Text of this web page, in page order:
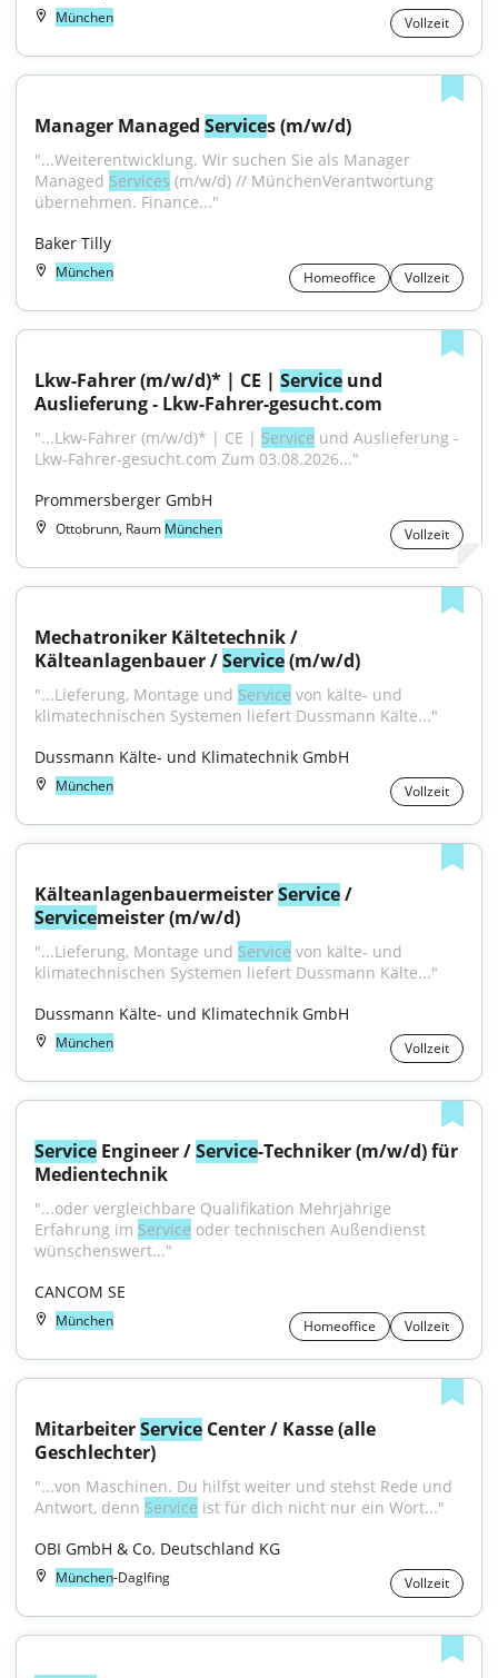
München Vollzeit
Manager Managed Services (m/w/d)
"...Weiterentwicklung. Wir suchen Sie als Manager
Managed Services (m/w/d) // MünchenVerantwortung
übernehmen. Finance..."
Baker Tilly
München Homeoffice Vollzeit
Lkw-Fahrer (m/w/d)* | CE | Service und
Auslieferung - Lkw-Fahrer-gesucht.com
"...Lkw-Fahrer (m/w/d)* | CE | Service und Auslieferung -
Lkw-Fahrer-gesucht.com Zum 03.08.2026..."
Prommersberger GmbH
Ottobrunn, Raum München Vollzeit
Mechatroniker Kältetechnik /
Kälteanlagenbauer / Service (m/w/d)
"...Lieferung, Montage und Service von kälte- und
klimatechnischen Systemen liefert Dussmann Kälte..."
Dussmann Kälte- und Klimatechnik GmbH
München Vollzeit
Kälteanlagenbauermeister Service
Servicemeister (m/w/d)
"...Lieferung, Montage und Service von kälte- und
klimatechnischen Systemen liefert Dussmann Kälte..."
Dussmann Kälte- und Klimatechnik GmbH
München Vollzeit
Service Engineer / Service-Techniker (m/w/d) für
Medientechnik
"...oder vergleichbare Qualifikation Mehrjährige
Erfahrung im Service oder technischen Außendienst
wünschenswert..."
CANCOM SE
München Homeoffice Vollzeit
Mitarbeiter Service Center / Kasse (alle
Geschlechter)
"...von Maschinen. Du hilfst weiter und stehst Rede und
Antwort, denn Service ist für dich nicht nur ein Wort..."
OBI GmbH & Co. Deutschland KG
München-Daglfing Vollzeit